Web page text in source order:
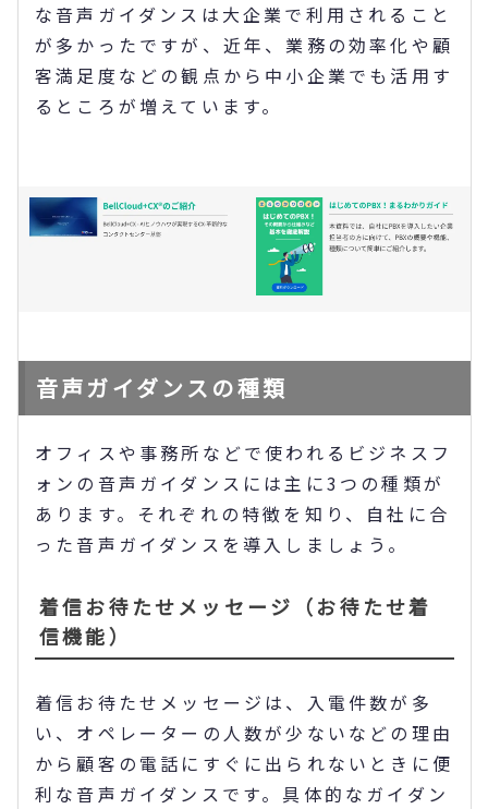
な音声ガイダンスは大企業で利用されること
が多かったですが、近年、業務の効率化や顧
客満足度などの観点から中小企業でも活用す
るところが増えています。
音声ガイダンスの種類
オフィスや事務所などで使われるビジネスフ
ォンの音声ガイダンスには主に3つの種類が
あります。それぞれの特徴を知り、自社に合
った音声ガイダンスを導入しましょう。
着信お待たせメッセージ（お待たせ着
信機能）
着信お待たせメッセージは、入電件数が多
い、オペレーターの人数が少ないなどの理由
から顧客の電話にすぐに出られないときに便
利な音声ガイダンスです。具体的なガイダン